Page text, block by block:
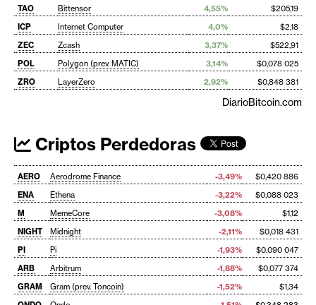
TAO
Bittensor 4,55%
$205,19
ICP
Internet Computer 4,0%
$2,18
ZEC
Zcash 3,37%
$522,91
POL
Polygon (prev. MATIC) 3,14%
$0,078 025
ZRO
LayerZero 2,92% $0,848 381
DiarioBitcoin.com
Criptos Perdedoras
AERO Aerodrome Finance -3,49%
$0,420 886
ENA
Ethena -3,22%
$0,088 023
M
MemeCore -3,08%
$1,12
NIGHT
Midnight -2,11%
$0,018 431
PI
Pi -1,93%
$0,090 047
ARB
Arbitrum -1,88%
$0,077 374
GRAM
Gram (prev. Toncoin) -1,52%
$1,34